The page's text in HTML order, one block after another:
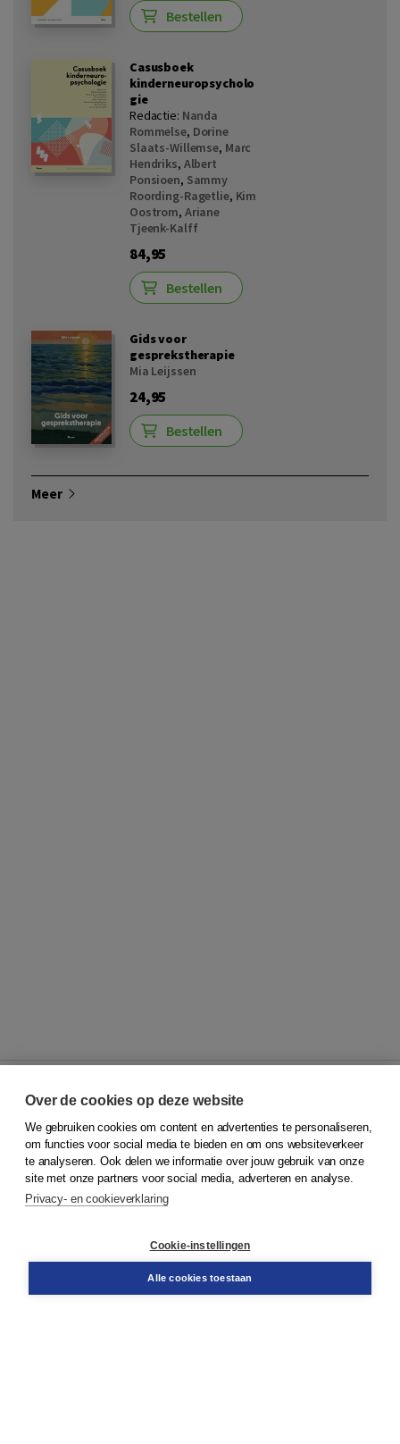
Bestellen
Casusboek
kinderneuropsycholo
gie
Redactie: Nanda
Rommelse, Dorine
Slaats-Willemse, Marc
Hendriks, Albert
Ponsioen, Sammy
Roording-Ragetlie, Kim
Oostrom, Ariane
Tjeenk-Kalff
84,95
Bestellen
Gids voor
gesprekstherapie
Mia Leijssen
24,95
Bestellen
Meer
© 2026Koninklijke Boom uitgevers
Klantenservice
Service & informatie
Contact
Over de cookies op deze website
We gebruiken cookies om content en advertenties te personaliseren,
om functies voor social media te bieden en om ons websiteverkeer
te analyseren. Ook delen we informatie over jouw gebruik van onze
site met onze partners voor social media, adverteren en analyse.
Privacy- en cookieverklaring
Cookie-instellingen
Alle cookies toestaan